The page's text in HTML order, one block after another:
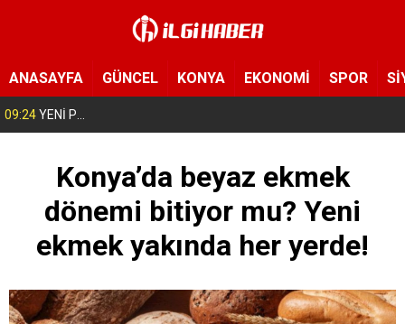
ANASAYFA GÜNCEL KONYA EKONOMİ SPOR
09:24YENİ Parti’nin Konya’daki ilk ilçe başkanı belli oldu!
Konya’da beyaz ekmek
dönemi bitiyor mu? Yeni
ekmek yakında her yerde!